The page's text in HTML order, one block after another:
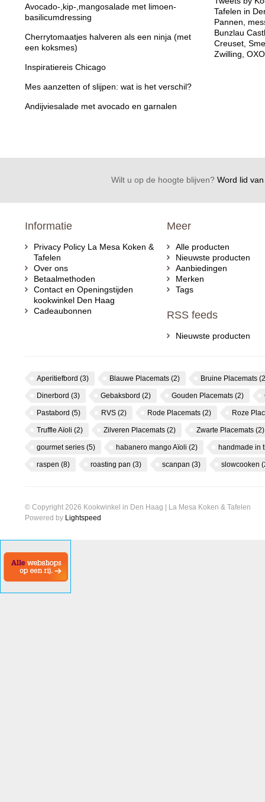
Avocado-,kip-,mangosalade met limoen-
basilicumdressing
Cherrytomaatjes halveren als een ninja (met
een koksmes)
Inspiratiereis Chicago
Mes aanzetten of slijpen: wat is het verschil?
Andijviesalade met avocado en garnalen
Tafelen in
Pannen,
Bunzlau
Creuset,
Zwilling,
Wilt u op de hoogte blijven?Word lid van
Informatie
Privacy Policy La Mesa Koken &
Tafelen
Over ons
Betaalmethoden
Contact en Openingstijden
kookwinkel Den Haag
Cadeaubonnen
Meer
Alle producten
Nieuwste producten
Aanbiedingen
Merken
Tags
RSS feeds
Nieuwste producten
Aperitiefbord (3) Blauwe Placemats (2) Bruine Placemats
Dinerbord (3) Gebaksbord (2) Gouden Placemats (2)
Pastabord (5) RVS (2) Rode Placemats (2) Roze
Truffle Aïoli (2) Zilveren Placemats (2) Zwarte Placemats (2)
gourmet series (5) habanero mango Aïoli (2) handmade in
raspen (8) roasting pan (3) scanpan (3) slowcooken
© Copyright 2026 Kookwinkel in Den Haag | La Mesa Koken & Tafelen
Powered by Lightspeed